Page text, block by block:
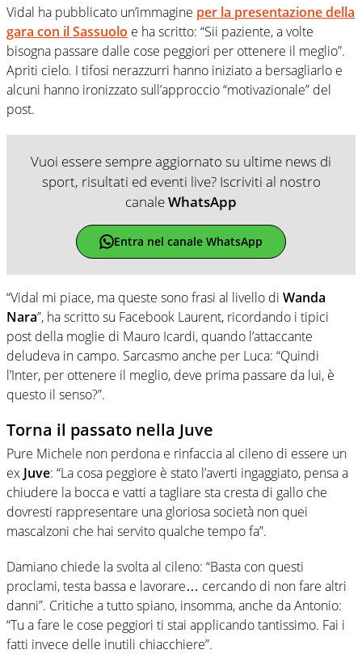
Vidal ha pubblicato un’immagine per la presentazione della
gara con ilSassuolo e ha scritto: “Sii paziente, a volte
bisogna passare dalle cose peggiori per ottenere il meglio”.
Apriti cielo. I tifosi nerazzurri hanno iniziato a bersagliarlo e
alcuni hanno ironizzato sull’approccio “motivazionale” del
post.
Vuoi essere sempre aggiornato su ultime news di
sport, risultati ed eventi live? Iscriviti al nostro
canaleWhatsApp
Entra nel canale WhatsApp
“Vidal mi piace, ma queste sono frasi al livello di Wanda
Nara”, ha scritto su Facebook Laurent, ricordando i tipici
post della moglie di Mauro Icardi, quando l’attaccante
deludeva in campo. Sarcasmo anche per Luca: “Quindi
l’Inter, per ottenere il meglio, deve prima passare da lui, è
questo il senso?”.
Torna il passato nella Juve
Pure Michele non perdona e rinfaccia al cileno di essere un
ex Juve: “La cosa peggiore è stato l’averti ingaggiato, pensa a
chiudere la bocca e vatti a tagliare sta cresta di gallo che
dovresti rappresentare una gloriosa società non quei
mascalzoni che hai servito qualche tempo fa”.
Damiano chiede la svolta al cileno: “Basta con questi
proclami, testa bassa e lavorare… cercando di non fare altri
danni”. Critiche a tutto spiano, insomma, anche da Antonio:
“Tu a fare le cose peggiori ti stai applicando tantissimo. Fai i
fatti invece delle inutili chiacchiere”.